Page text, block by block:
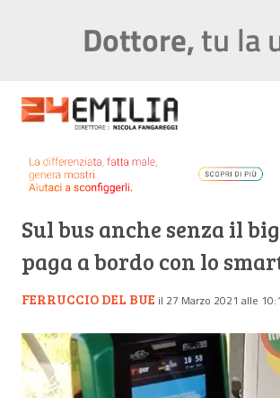
Sul bus anche senza il
paga a bordo con lo
FERRUCCIO DEL BUE il 27 Marzo 2021 alle